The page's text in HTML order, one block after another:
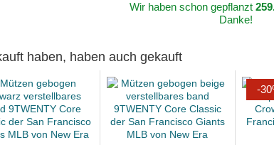
Wir haben schon gepflanzt
Danke!
haben, haben auch gekauft
-